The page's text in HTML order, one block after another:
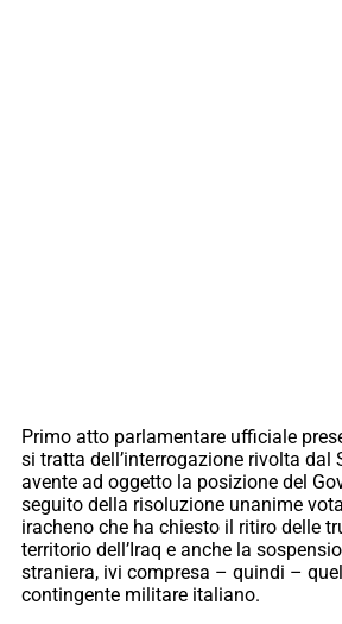
Primo atto parlamentare ufficiale
si tratta dell’interrogazione rivolta dal
avente ad oggetto la posizione del
seguito della risoluzione unanime
iracheno che ha chiesto il ritiro delle
territorio dell’Iraq e anche la
straniera, ivi compresa – quindi –
contingente militare italiano.